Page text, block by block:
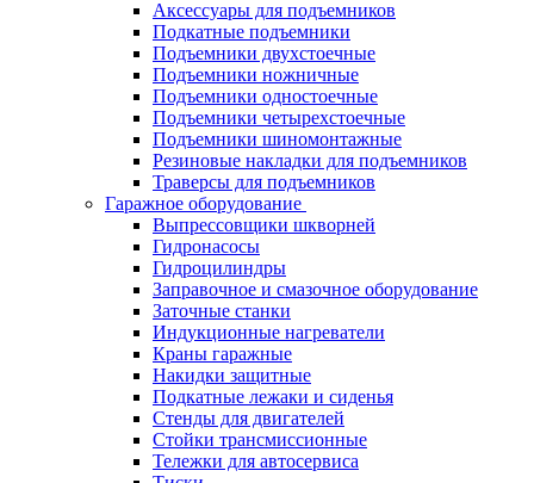
Аксессуары для подъемников
Подкатные подъемники
Подъемники двухстоечные
Подъемники ножничные
Подъемники одностоечные
Подъемники четырехстоечные
Подъемники шиномонтажные
Резиновые накладки для подъемников
Траверсы для подъемников
Гаражное оборудование
Выпрессовщики шкворней
Гидронасосы
Гидроцилиндры
Заправочное и смазочное оборудование
Заточные станки
Индукционные нагреватели
Краны гаражные
Накидки защитные
Подкатные лежаки и сиденья
Стенды для двигателей
Стойки трансмиссионные
Тележки для автосервиса